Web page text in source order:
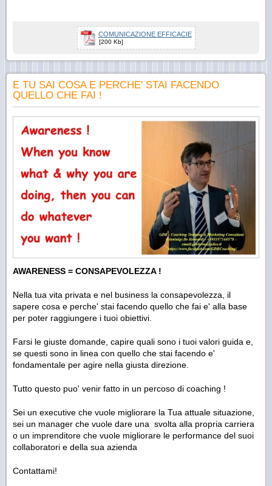
COMUNICAZIONE EFFICACIE
[200 Kb]
E TU SAI COSA E PERCHE' STAI FACENDO
QUELLO CHE FAI !
AWARENESS = CONSAPEVOLEZZA !
Nella tua vita privata e nel business la consapevolezza, il
sapere cosa e perche' stai facendo quello che fai e' alla base
per poter raggiungere i tuoi obiettivi.
Farsi le giuste domande, capire quali sono i tuoi valori guida e,
se questi sono in linea con quello che stai facendo e'
fondamentale per agire nella giusta direzione.
Tutto questo puo' venir fatto in un percoso di coaching !
Sei un executive che vuole migliorare la Tua attuale situazione,
sei un manager che vuole dare una svolta alla propria carriera
o un imprenditore che vuole migliorare le performance del suoi
collaboratori e della sua azienda
Contattami!